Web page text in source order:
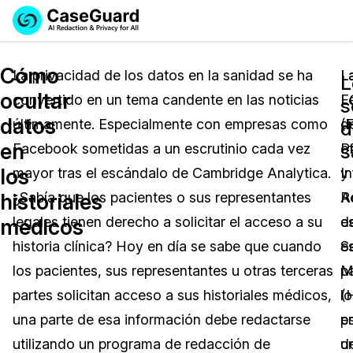
Licencia de CaseGuard Studio
Precios de Redacción a Pedido
Soluciones
Redacción de vídeos
Redacción de documentos
Redacción de audio
Redacción de imágenes
Transcripción y Traducción
Industrias
Cuerpos Policiales
Transportación
Educación
El Gobierno
Precios
Recursos
Artículos
Casos Practicos
Eventos
Demo
English
Español
Cómo
ocultar
datos
en
los
historiales
médicos
La privacidad de los datos en la sanidad se ha
convertido en un tema candente en las noticias
últimamente. Especialmente con empresas como
Facebook sometidas a un escrutinio cada vez
mayor tras el escándalo de Cambridge Analytica.
¿Sabía que los pacientes o sus representantes
legales tienen derecho a solicitar el acceso a su
historia clínica? Hoy en día se sabe que cuando
los pacientes, sus representantes u otras terceras
partes solicitan acceso a sus historiales médicos,
una parte de esa información debe redactarse
utilizando un programa de redacción de
of
y